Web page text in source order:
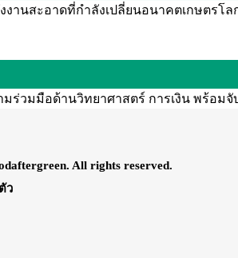
งงานสะอาดที่กำลังเปลี่ยนอนาคตเกษตรโ
มร่วมมือด้านวิทยาศาสตร์ การเงิน พร้อ
All rights reserved.
ว